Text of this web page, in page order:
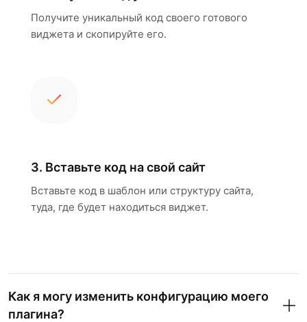
Получите уникальный код своего готового
виджета и скопируйте его.
3. Вставьте код на свой сайт
Вставьте код в шаблон или структуру сайта,
туда, где будет находиться виджет.
Как я могу изменить конфигурацию моего
плагина?